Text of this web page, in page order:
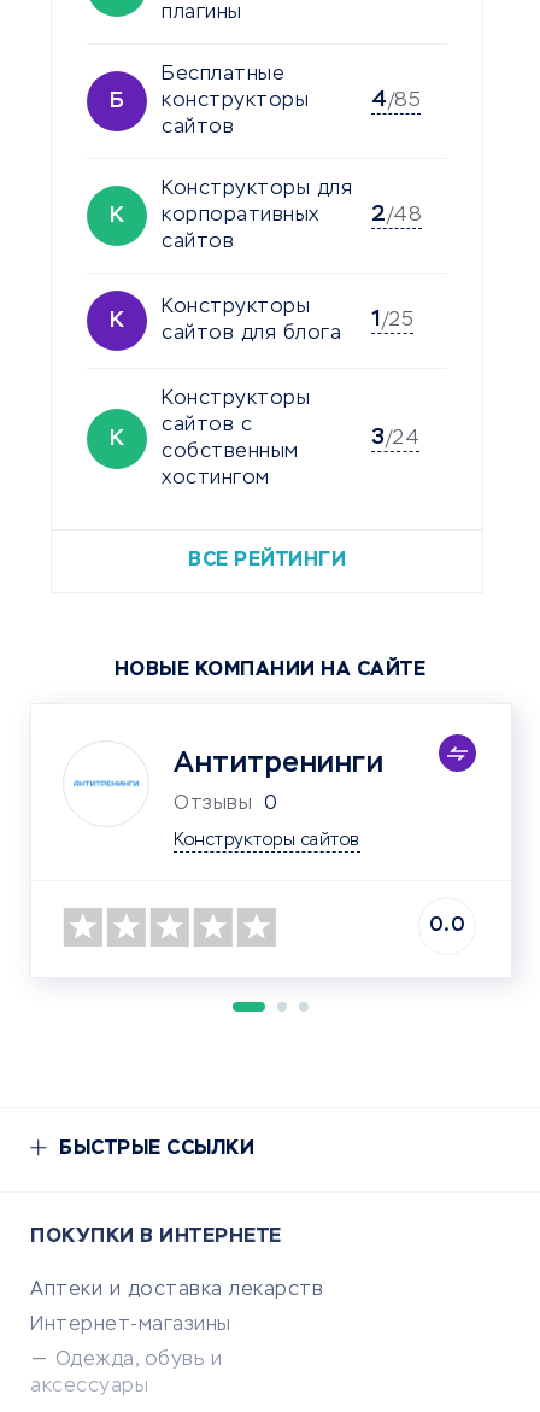
плагины
Б
Бесплатные
конструкторы
сайтов
4/85
К
Конструкторы для
корпоративных
сайтов
2/48
К
Конструкторы
сайтов для блога
1 /25
К
Конструкторы
сайтов с
собственным
хостингом
3/24
ВСЕ РЕЙТИНГИ
НОВЫЕ КОМПАНИИ НА САЙТЕ
Антитренинги
Отзывы 0
Конструкторы сайтов
0.0
БЫСТРЫЕ ССЫЛКИ
ПОКУПКИ В ИНТЕРНЕТЕ
Аптеки и доставка лекарств
Интернет-магазины
Одежда, обувь и
аксессуары